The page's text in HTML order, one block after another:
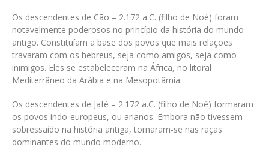
Os descendentes de Cão – 2.172 a.C. (filho de Noé) foram
notavelmente poderosos no princípio da história do mundo
antigo. Constituíam a base dos povos que mais relações
travaram com os hebreus, seja como amigos, seja como
inimigos. Eles se estabeleceram na África, no litoral
Mediterrâneo da Arábia e na Mesopotâmia.
Os descendentes de Jafé – 2.172 a.C. (filho de Noé) formaram
os povos indo-europeus, ou arianos. Embora não tivessem
sobressaído na história antiga, tornaram-se nas raças
dominantes do mundo moderno.